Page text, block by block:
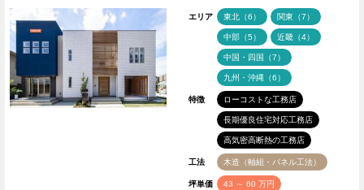
エリア 東北（6） 関東（7）
中部（5） 近畿（4）
中国・四国（7）
九州・沖縄（6）
特徴 ローコストな工務店
長期優良住宅対応工務店
高気密高断熱の工務店
工法 木造（軸組・パネル工法）
坪単価 43 ～ 60 万円